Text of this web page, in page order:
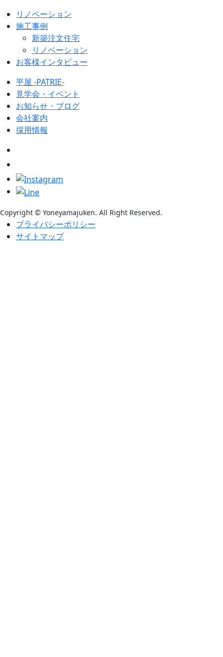
リノベーション
施工事例
新築注文住宅
リノベーション
お客様インタビュー
平屋 -PATRIE-
見学会・イベント
お知らせ・ブログ
会社案内
採用情報
Copyright © Yoneyamajuken. All Right Reserved.
プライバシーポリシー
サイトマップ